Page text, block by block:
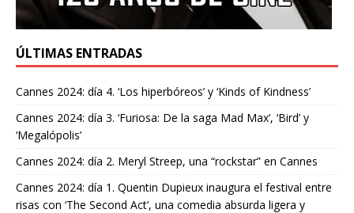
ÚLTIMAS ENTRADAS
Cannes 2024: día 4. ‘Los hiperbóreos’ y ‘Kinds of Kindness’
Cannes 2024: día 3. ‘Furiosa: De la saga Mad Max’, ‘Bird’ y
‘Megalópolis’
Cannes 2024: día 2. Meryl Streep, una “rockstar” en Cannes
Cannes 2024: día 1. Quentin Dupieux inaugura el festival entre
risas con ‘The Second Act’, una comedia absurda ligera y